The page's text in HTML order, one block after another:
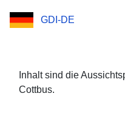
GDI-DE
Inhalt sind die
Cottbus.